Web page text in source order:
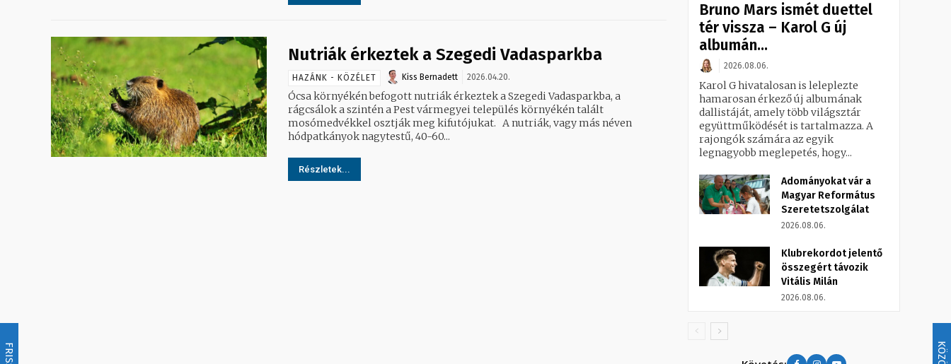
Nutriák érkeztek a Szegedi Vadasparkba
HAZÁNK - KÖZÉLET Kiss Bernadett 2026.04.20.
Ócsa környékén befogott nutriák érkeztek a Szegedi Vadasparkba, a
rágcsálok a szintén a Pest vármegyei település környékén talált
mosómedvékkel osztják meg kifutójukat. A nutriák, vagy más néven
hódpatkányok nagytestű, 40-60...
Részletek...
Bruno Mars ismét duettel
tér vissza – Karol G új
albumán...
2026.08.06.
Karol G hivatalosan is leleplezte
hamarosan érkező új albumának
dallistáját, amely több világsztár
együttműködését is tartalmazza. A
rajongók számára az egyik
legnagyobb meglepetés, hogy...
Adományokat vár a
Magyar Református
Szeretetszolgálat
2026.08.06.
Klubrekordot jelentő
összegért távozik
Vitális Milán
2026.08.06.